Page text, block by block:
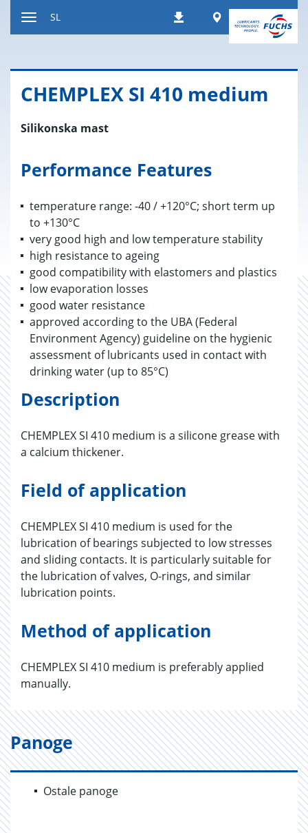
Prenosi Worldwide
SL
CHEM­PLEX SI 410 me­di­um
Silikonska mast
Performance Features
temperature range: -40 / +120°C; short term up
to +130°C
very good high and low temperature stability
high resistance to ageing
good compatibility with elastomers and plastics
low evaporation losses
good water resistance
approved according to the UBA (Federal
Environment Agency) guideline on the hygienic
assessment of lubricants used in contact with
drinking water (up to 85°C)
Description
CHEMPLEX SI 410 medium is a silicone grease with
a calcium thickener.
Field of application
CHEMPLEX SI 410 medium is used for the
lubrication of bearings subjected to low stresses
and sliding contacts. It is particularly suitable for
the lubrication of valves, O-rings, and similar
lubrication points.
Method of application
CHEMPLEX SI 410 medium is preferably applied
manually.
Panoge
Ostale panoge